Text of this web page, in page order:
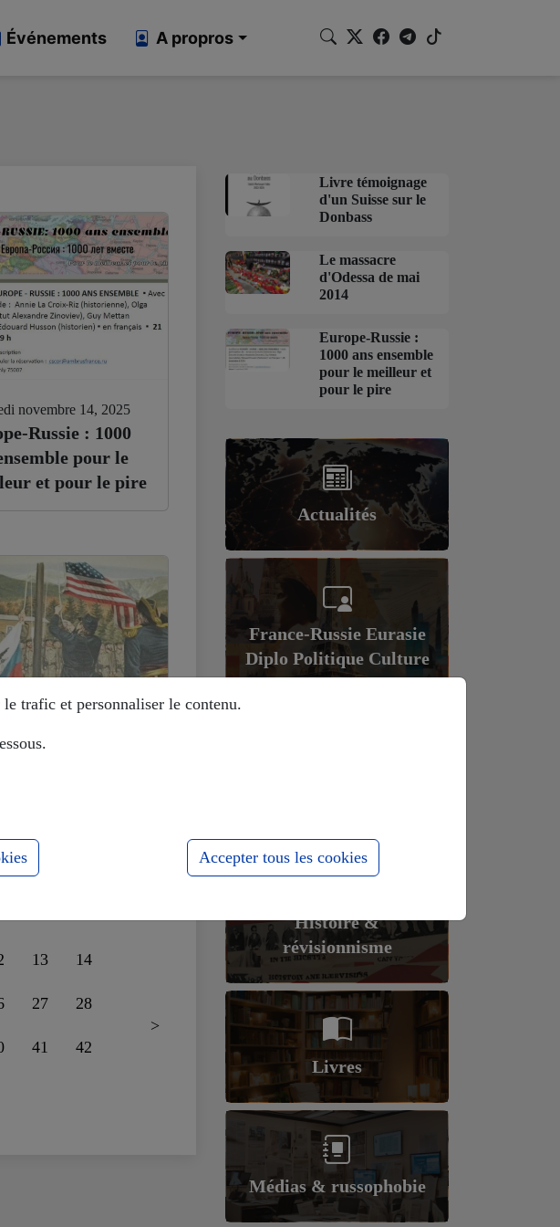
Événements A propros
novembre 14, 2025
Russie : 1000
pour le
et pour le pire
12, 2025
13 14
27 28
41 42
>
Livre témoignage
d'un Suisse sur le
Donbass
Le massacre
d'Odessa de mai
2014
Europe-Russie :
1000 ans ensemble
pour le meilleur et
pour le pire
Actualités
France-Russie Eurasie
Diplo Politique Culture
Histoire &
révisionnisme
Livres
Médias & russophobie
trafic et personnaliser le contenu.
Accepter tous les cookies